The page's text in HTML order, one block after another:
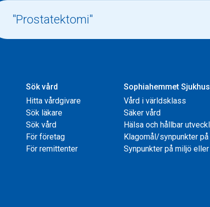
Sök vård
Hitta vårdgivare
Sök läkare
Sök vård
För företag
För remittenter
Sophiahemmet Sjukhus
Vård i världsklass
Säker vård
Hälsa och hållbar
Klagomål/synpunkter på
Synpunkter på miljö